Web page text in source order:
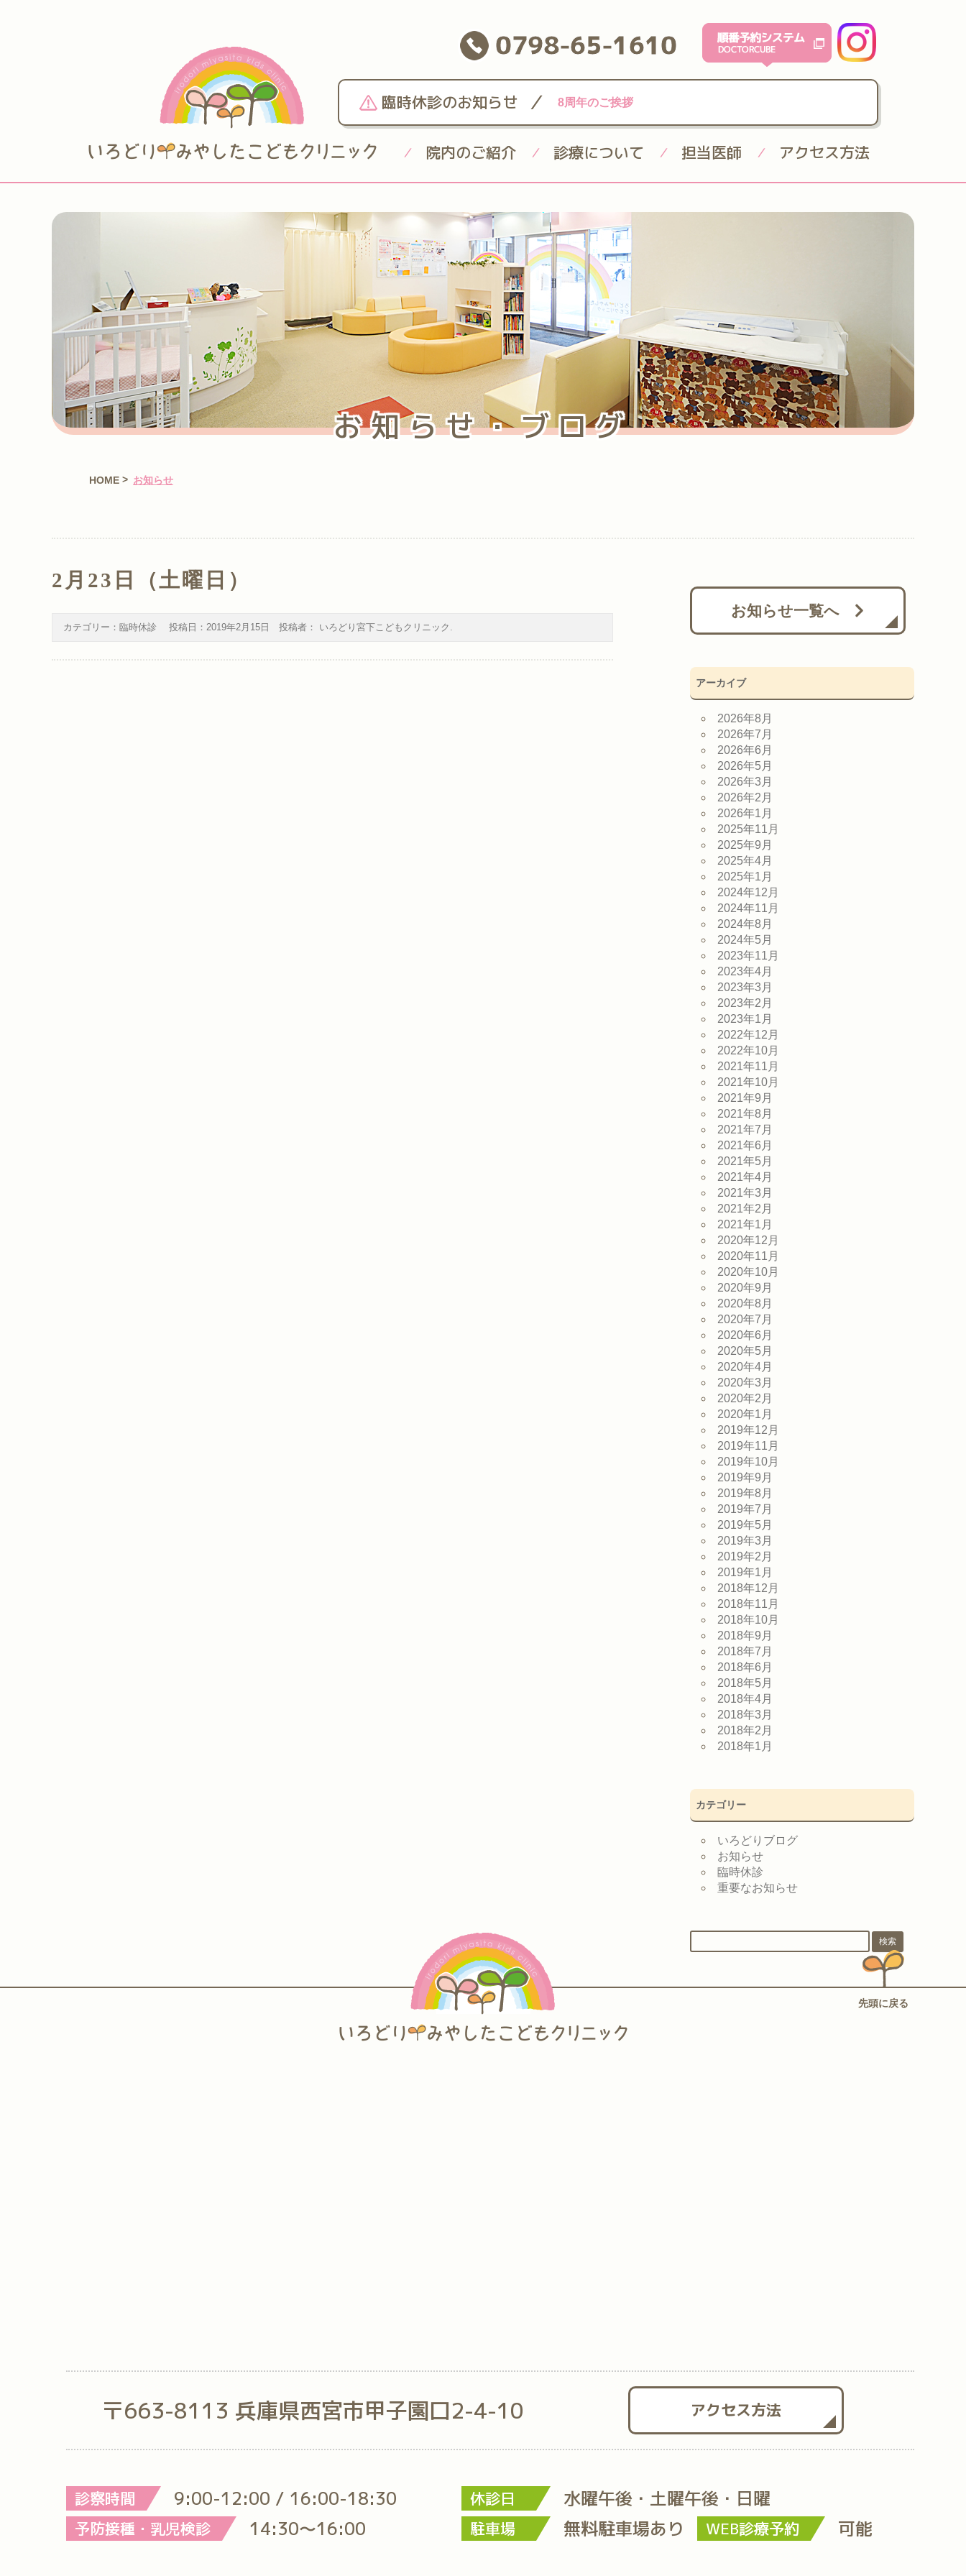
0798-65-1610
臨時休診のお知らせ / 8周年のご挨拶
/ 院内のご紹介 / 診療について / 担当医師 / アクセス方法
お知らせ・ブログ
HOME > お知らせ
2月23日（土曜日）
カテゴリー： 臨時休診 投稿日： 2019年2月15日 投稿者： いろどり宮下こどもクリニック .
お知らせ一覧へ
アーカイブ
2026年8月
2026年7月
2026年6月
2026年5月
2026年3月
2026年2月
2026年1月
2025年11月
2025年9月
2025年4月
2025年1月
2024年12月
2024年11月
2024年8月
2024年5月
2023年11月
2023年4月
2023年3月
2023年2月
2023年1月
2022年12月
2022年10月
2021年11月
2021年10月
2021年9月
2021年8月
2021年7月
2021年6月
2021年5月
2021年4月
2021年3月
2021年2月
2021年1月
2020年12月
2020年11月
2020年10月
2020年9月
2020年8月
2020年7月
2020年6月
2020年5月
2020年4月
2020年3月
2020年2月
2020年1月
2019年12月
2019年11月
2019年10月
2019年9月
2019年8月
2019年7月
2019年5月
2019年3月
2019年2月
2019年1月
2018年12月
2018年11月
2018年10月
2018年9月
2018年7月
2018年6月
2018年5月
2018年4月
2018年3月
2018年2月
2018年1月
カテゴリー
いろどりブログ
お知らせ
臨時休診
重要なお知らせ
先頭に戻る
〒663-8113 兵庫県西宮市甲子園口2-4-10 アクセス方法
診察時間 9:00-12:00 / 16:00-18:30
予防接種・乳児検診 14:30～16:00
休診日 水曜午後・土曜午後・日曜
駐車場 無料駐車場あり WEB診療予約 可能